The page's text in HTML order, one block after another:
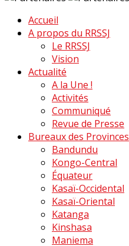
Accueil
A propos du RRSSJ
Le RRSSJ
Vision
Actualité
A la Une !
Activités
Communiqué
Revue de Presse
Bureaux des Provinces
Bandundu
Kongo-Central
Équateur
Kasaï-Occidental
Kasaï-Oriental
Katanga
Kinshasa
Maniema